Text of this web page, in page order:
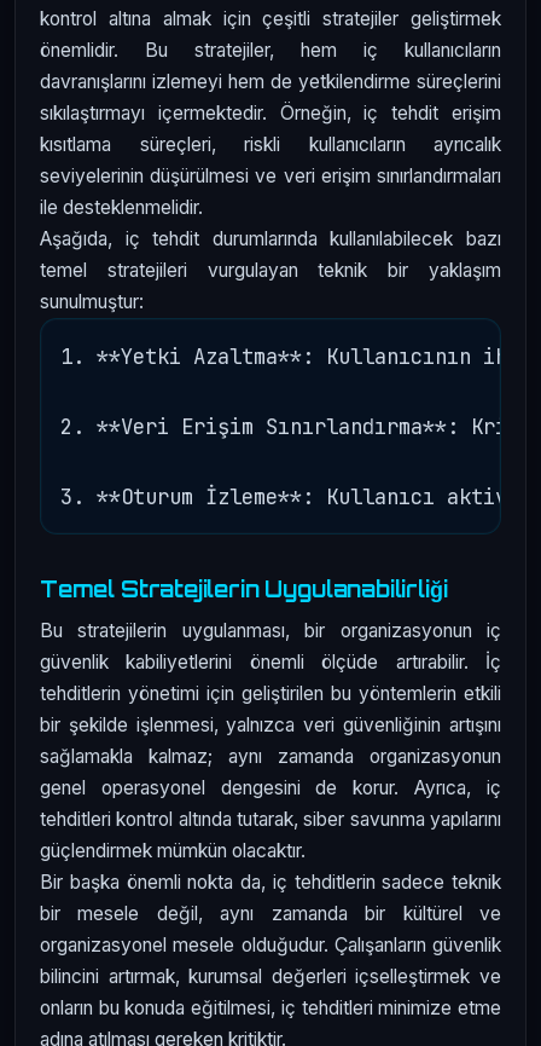
kontrol altına almak için çeşitli stratejiler geliştirmek
önemlidir. Bu stratejiler, hem iç kullanıcıların
davranışlarını izlemeyi hem de yetkilendirme süreçlerini
sıkılaştırmayı içermektedir. Örneğin, iç tehdit erişim
kısıtlama süreçleri, riskli kullanıcıların ayrıcalık
seviyelerinin düşürülmesi ve veri erişim sınırlandırmaları
ile desteklenmelidir.
Aşağıda, iç tehdit durumlarında kullanılabilecek bazı
temel stratejileri vurgulayan teknik bir yaklaşım
sunulmuştur:
1. **Yetki Azaltma**: Kullanıcının
2. **Veri Erişim Sınırlandırma**:
Temel Stratejilerin Uygulanabilirliği
Bu stratejilerin uygulanması, bir organizasyonun iç
güvenlik kabiliyetlerini önemli ölçüde artırabilir. İç
tehditlerin yönetimi için geliştirilen bu yöntemlerin etkili
bir şekilde işlenmesi, yalnızca veri güvenliğinin artışını
sağlamakla kalmaz; aynı zamanda organizasyonun
genel operasyonel dengesini de korur. Ayrıca, iç
tehditleri kontrol altında tutarak, siber savunma yapılarını
güçlendirmek mümkün olacaktır.
Bir başka önemli nokta da, iç tehditlerin sadece teknik
bir mesele değil, aynı zamanda bir kültürel ve
organizasyonel mesele olduğudur. Çalışanların güvenlik
bilincini artırmak, kurumsal değerleri içselleştirmek ve
onların bu konuda eğitilmesi, iç tehditleri minimize etme
adına atılması gereken kritiktir.